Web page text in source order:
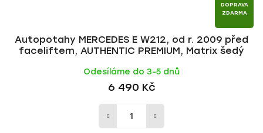
DOPRAVA
ZDARMA
Autopotahy MERCEDES E W212, od r. 2009 před
faceliftem, AUTHENTIC PREMIUM, Matrix šedý
Odesíláme do 3-5 dnů
6 490 Kč